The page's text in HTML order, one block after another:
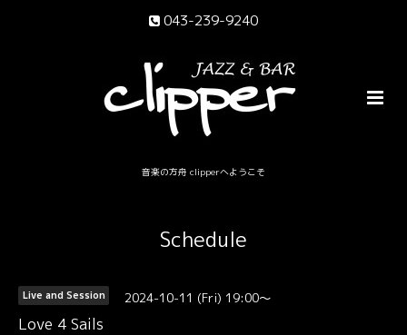
043-239-9240
音楽の方舟 clipperへようこそ
Schedule
Live and Session 2024-10-11 (Fri) 19:00～
Love 4 Sails